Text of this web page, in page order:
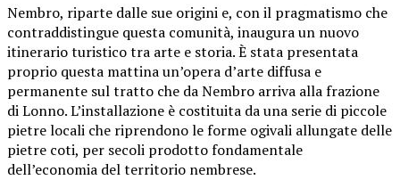
Nembro, riparte dalle sue origini e, con il pragmatismo che
contraddistingue questa comunità, inaugura un nuovo
itinerario turistico tra arte e storia. È stata presentata
proprio questa mattina un’opera d’arte diffusa e
permanente sul tratto che da Nembro arriva alla frazione
di Lonno. L’installazione è costituita da una serie di piccole
pietre locali che riprendono le forme ogivali allungate delle
pietre coti, per secoli prodotto fondamentale
dell’economia del territorio nembrese.